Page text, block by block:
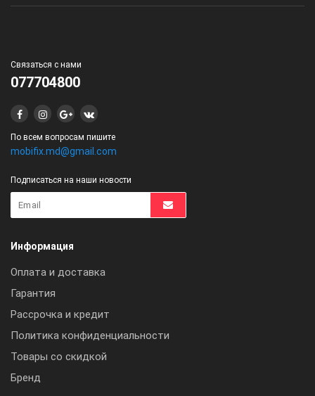
Связаться с нами
077704800
По всем вопросам пишите
mobifix.md@gmail.com
Подписаться на наши новости
Информация
Оплата и доставка
Гарантия
Рассрочка и кредит
Политика конфиденциальности
Товары со скидкой
Бренд